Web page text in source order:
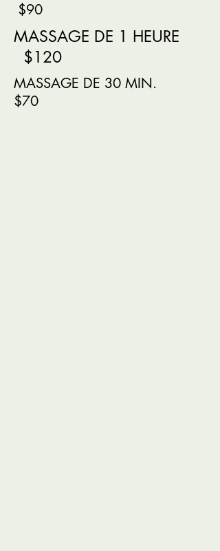
$90
MASSAGE DE 1 HEURE
$120
MASSAGE DE 30 MIN.
$70